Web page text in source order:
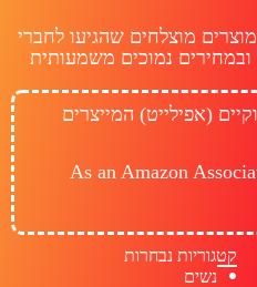
מוצלחים שהגיעו לחברי
נמוכים משמעותית
(אפילייט) המייצרים
As an Amazon
קטגוריות נבחרות
נשים